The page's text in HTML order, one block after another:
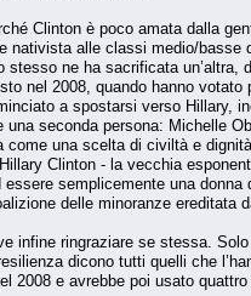
Clinton è poco amata dalla
nativista alle classi medio/basse
stesso ne ha sacrificata un’altra,
nel 2008, quando hanno
a spostarsi verso Hillary,
una seconda persona: Michelle
come una scelta di civiltà e
Clinton - la vecchia
essere semplicemente una
delle minoranze
infine ringraziare se stessa.
dicono tutti quelli che
2008 e avrebbe poi usato